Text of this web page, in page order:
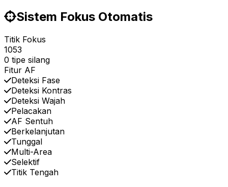
Sistem Fokus Otomatis
Titik Fokus
1053
0 tipe silang
Fitur AF
Deteksi Fase
Deteksi Kontras
Deteksi Wajah
Pelacakan
AF Sentuh
Berkelanjutan
Tunggal
Multi-Area
Selektif
Titik Tengah